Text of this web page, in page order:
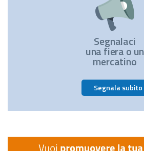
Segnalaci
una fiera o un
mercatino
Segnala subito